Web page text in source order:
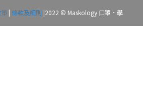
| 條款及細則 |2022 © Maskology 口罩．學